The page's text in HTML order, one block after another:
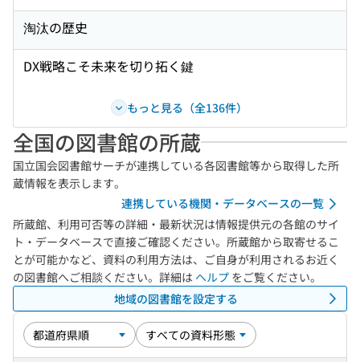
淘汰の歴史
DX戦略こそ未来を切り拓く鍵
もっと見る（全136件）
全国の図書館の所蔵
国立国会図書館サーチが連携している各図書館等から取得した所
蔵情報を表示します。
連携している機関・データベースの一覧
所蔵館、利用可否等の詳細・最新状況は情報提供元の各館のサイ
ト・データベースで直接ご確認ください。所蔵館から取寄せるこ
とが可能かなど、資料の利用方法は、ご自身が利用されるお近く
の図書館へご相談ください。詳細は ヘルプ をご覧ください。
地域の図書館を設定する